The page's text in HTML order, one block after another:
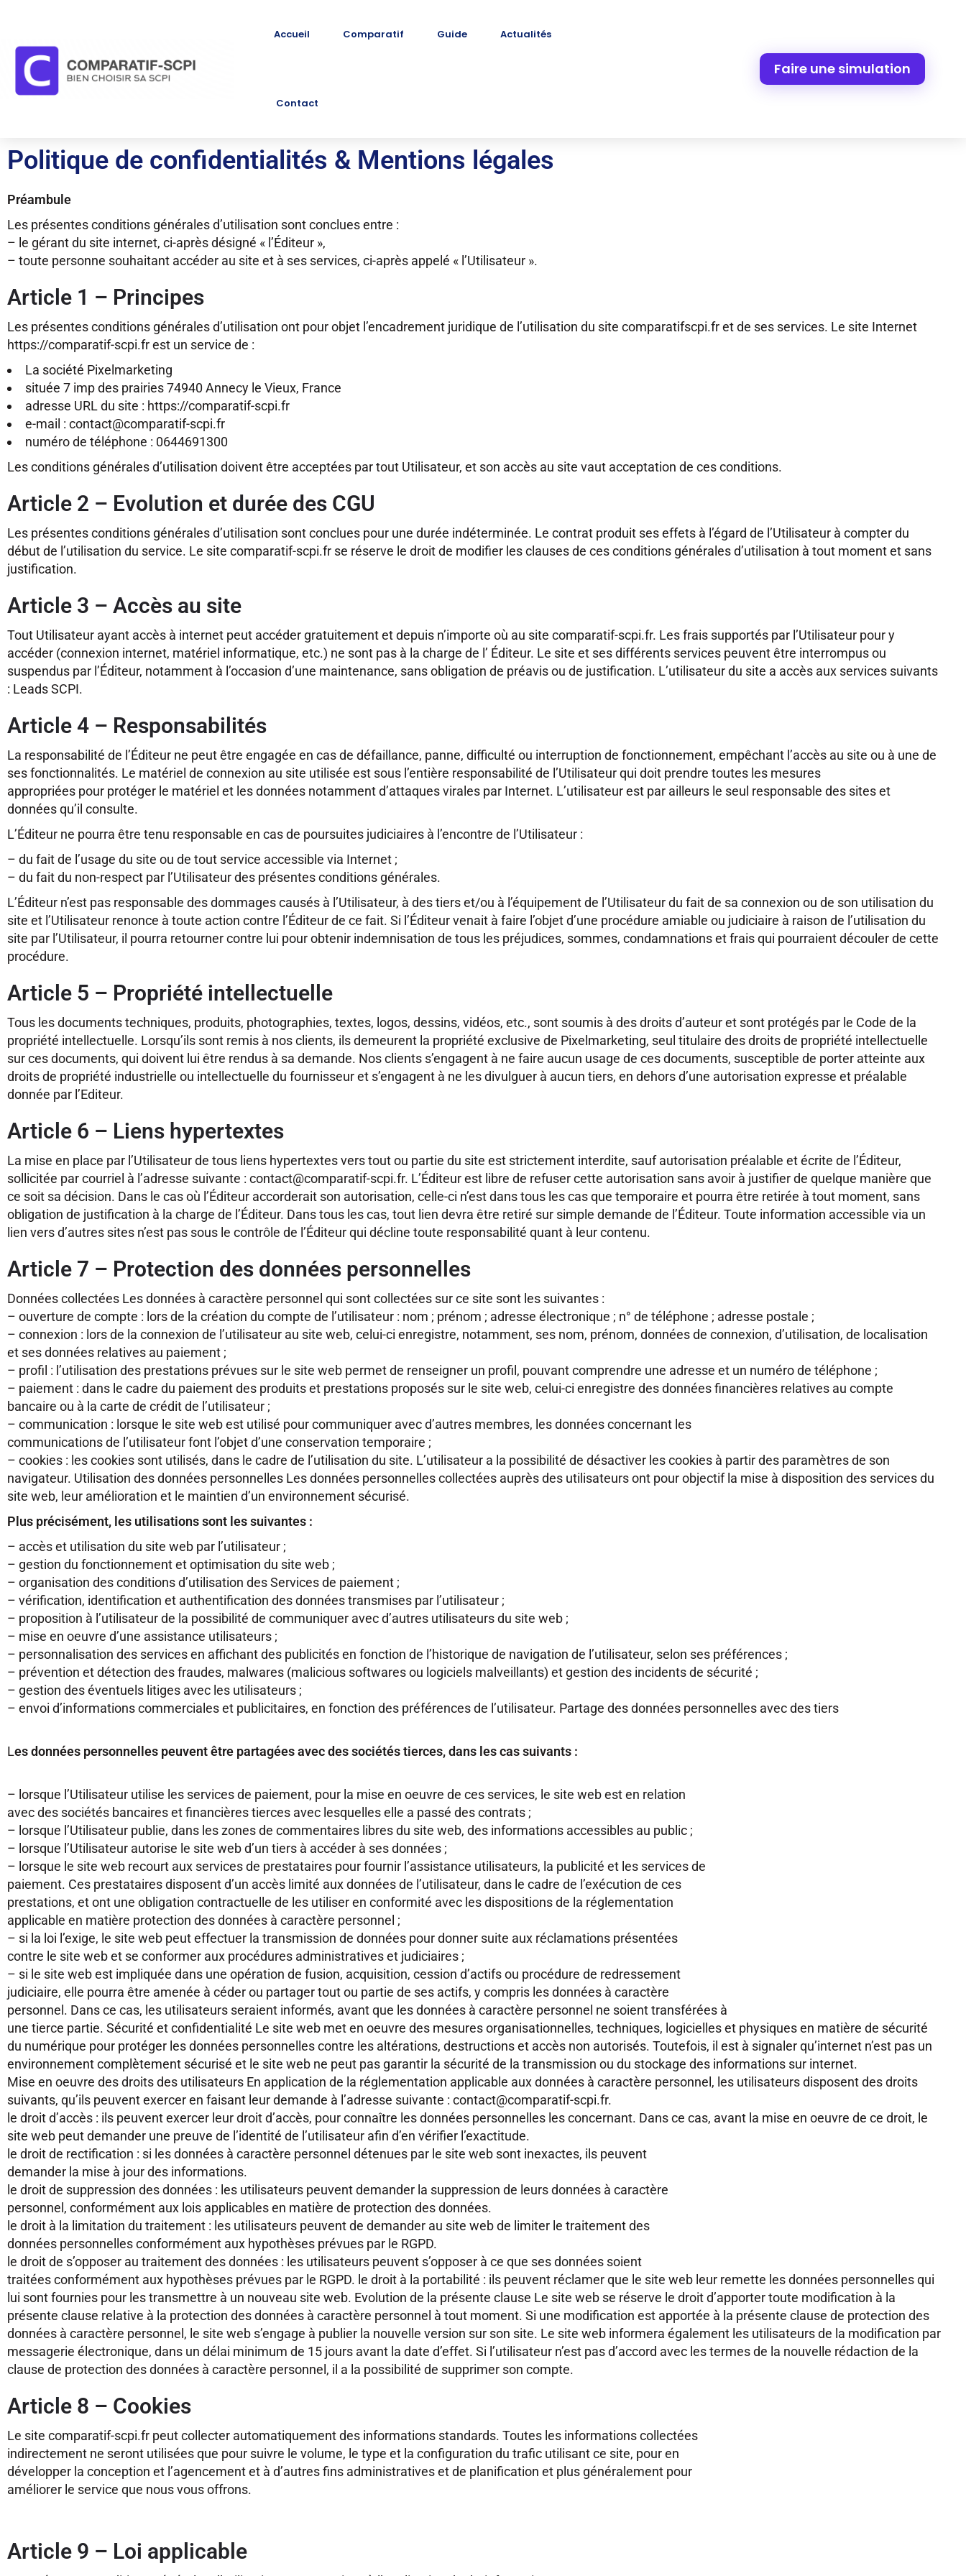
Accueil Comparatif Guide Actualités
Contact
Faire une simulation
Politique de confidentialités & Mentions légales
Préambule
Les présentes conditions générales d’utilisation sont conclues entre :
– le gérant du site internet, ci-après désigné « l’Éditeur »,
– toute personne souhaitant accéder au site et à ses services, ci-après appelé « l’Utilisateur ».
Article 1 – Principes
Les présentes conditions générales d’utilisation ont pour objet l’encadrement juridique de l’utilisation du site comparatifscpi.fr et de ses services. Le site Internet
https://comparatif-scpi.fr est un service de :
La société Pixelmarketing
située 7 imp des prairies 74940 Annecy le Vieux, France
adresse URL du site : https://comparatif-scpi.fr
e-mail : contact@comparatif-scpi.fr
numéro de téléphone : 0644691300
Les conditions générales d’utilisation doivent être acceptées par tout Utilisateur, et son accès au site vaut acceptation de ces conditions.
Article 2 – Evolution et durée des CGU
Les présentes conditions générales d’utilisation sont conclues pour une durée indéterminée. Le contrat produit ses effets à l’égard de l’Utilisateur à compter du
début de l’utilisation du service. Le site comparatif-scpi.fr se réserve le droit de modifier les clauses de ces conditions générales d’utilisation à tout moment et sans
justification.
Article 3 – Accès au site
Tout Utilisateur ayant accès à internet peut accéder gratuitement et depuis n’importe où au site comparatif-scpi.fr. Les frais supportés par l’Utilisateur pour y
accéder (connexion internet, matériel informatique, etc.) ne sont pas à la charge de l’ Éditeur. Le site et ses différents services peuvent être interrompus ou
suspendus par l’Éditeur, notamment à l’occasion d’une maintenance, sans obligation de préavis ou de justification. L’utilisateur du site a accès aux services suivants
: Leads SCPI.
Article 4 – Responsabilités
La responsabilité de l’Éditeur ne peut être engagée en cas de défaillance, panne, difficulté ou interruption de fonctionnement, empêchant l’accès au site ou à une de
ses fonctionnalités. Le matériel de connexion au site utilisée est sous l’entière responsabilité de l’Utilisateur qui doit prendre toutes les mesures
appropriées pour protéger le matériel et les données notamment d’attaques virales par Internet. L’utilisateur est par ailleurs le seul responsable des sites et
données qu’il consulte.
L’Éditeur ne pourra être tenu responsable en cas de poursuites judiciaires à l’encontre de l’Utilisateur :
– du fait de l’usage du site ou de tout service accessible via Internet ;
– du fait du non-respect par l’Utilisateur des présentes conditions générales.
L’Éditeur n’est pas responsable des dommages causés à l’Utilisateur, à des tiers et/ou à l’équipement de l’Utilisateur du fait de sa connexion ou de son utilisation du
site et l’Utilisateur renonce à toute action contre l’Éditeur de ce fait. Si l’Éditeur venait à faire l’objet d’une procédure amiable ou judiciaire à raison de l’utilisation du
site par l’Utilisateur, il pourra retourner contre lui pour obtenir indemnisation de tous les préjudices, sommes, condamnations et frais qui pourraient découler de cette
procédure.
Article 5 – Propriété intellectuelle
Tous les documents techniques, produits, photographies, textes, logos, dessins, vidéos, etc., sont soumis à des droits d’auteur et sont protégés par le Code de la
propriété intellectuelle. Lorsqu’ils sont remis à nos clients, ils demeurent la propriété exclusive de Pixelmarketing, seul titulaire des droits de propriété intellectuelle
sur ces documents, qui doivent lui être rendus à sa demande. Nos clients s’engagent à ne faire aucun usage de ces documents, susceptible de porter atteinte aux
droits de propriété industrielle ou intellectuelle du fournisseur et s’engagent à ne les divulguer à aucun tiers, en dehors d’une autorisation expresse et préalable
donnée par l’Editeur.
Article 6 – Liens hypertextes
La mise en place par l’Utilisateur de tous liens hypertextes vers tout ou partie du site est strictement interdite, sauf autorisation préalable et écrite de l’Éditeur,
sollicitée par courriel à l’adresse suivante : contact@comparatif-scpi.fr. L’Éditeur est libre de refuser cette autorisation sans avoir à justifier de quelque manière que
ce soit sa décision. Dans le cas où l’Éditeur accorderait son autorisation, celle-ci n’est dans tous les cas que temporaire et pourra être retirée à tout moment, sans
obligation de justification à la charge de l’Éditeur. Dans tous les cas, tout lien devra être retiré sur simple demande de l’Éditeur. Toute information accessible via un
lien vers d’autres sites n’est pas sous le contrôle de l’Éditeur qui décline toute responsabilité quant à leur contenu.
Article 7 – Protection des données personnelles
Données collectées Les données à caractère personnel qui sont collectées sur ce site sont les suivantes :
– ouverture de compte : lors de la création du compte de l’utilisateur : nom ; prénom ; adresse électronique ; n° de téléphone ; adresse postale ;
– connexion : lors de la connexion de l’utilisateur au site web, celui-ci enregistre, notamment, ses nom, prénom, données de connexion, d’utilisation, de localisation
et ses données relatives au paiement ;
– profil : l’utilisation des prestations prévues sur le site web permet de renseigner un profil, pouvant comprendre une adresse et un numéro de téléphone ;
– paiement : dans le cadre du paiement des produits et prestations proposés sur le site web, celui-ci enregistre des données financières relatives au compte
bancaire ou à la carte de crédit de l’utilisateur ;
– communication : lorsque le site web est utilisé pour communiquer avec d’autres membres, les données concernant les
communications de l’utilisateur font l’objet d’une conservation temporaire ;
– cookies : les cookies sont utilisés, dans le cadre de l’utilisation du site. L’utilisateur a la possibilité de désactiver les cookies à partir des paramètres de son
navigateur. Utilisation des données personnelles Les données personnelles collectées auprès des utilisateurs ont pour objectif la mise à disposition des services du
site web, leur amélioration et le maintien d’un environnement sécurisé.
Plus précisément, les utilisations sont les suivantes :
– accès et utilisation du site web par l’utilisateur ;
– gestion du fonctionnement et optimisation du site web ;
– organisation des conditions d’utilisation des Services de paiement ;
– vérification, identification et authentification des données transmises par l’utilisateur ;
– proposition à l’utilisateur de la possibilité de communiquer avec d’autres utilisateurs du site web ;
– mise en oeuvre d’une assistance utilisateurs ;
– personnalisation des services en affichant des publicités en fonction de l’historique de navigation de l’utilisateur, selon ses préférences ;
– prévention et détection des fraudes, malwares (malicious softwares ou logiciels malveillants) et gestion des incidents de sécurité ;
– gestion des éventuels litiges avec les utilisateurs ;
– envoi d’informations commerciales et publicitaires, en fonction des préférences de l’utilisateur. Partage des données personnelles avec des tiers
Les données personnelles peuvent être partagées avec des sociétés tierces, dans les cas suivants :
– lorsque l’Utilisateur utilise les services de paiement, pour la mise en oeuvre de ces services, le site web est en relation
avec des sociétés bancaires et financières tierces avec lesquelles elle a passé des contrats ;
– lorsque l’Utilisateur publie, dans les zones de commentaires libres du site web, des informations accessibles au public ;
– lorsque l’Utilisateur autorise le site web d’un tiers à accéder à ses données ;
– lorsque le site web recourt aux services de prestataires pour fournir l’assistance utilisateurs, la publicité et les services de
paiement. Ces prestataires disposent d’un accès limité aux données de l’utilisateur, dans le cadre de l’exécution de ces
prestations, et ont une obligation contractuelle de les utiliser en conformité avec les dispositions de la réglementation
applicable en matière protection des données à caractère personnel ;
– si la loi l’exige, le site web peut effectuer la transmission de données pour donner suite aux réclamations présentées
contre le site web et se conformer aux procédures administratives et judiciaires ;
– si le site web est impliquée dans une opération de fusion, acquisition, cession d’actifs ou procédure de redressement
judiciaire, elle pourra être amenée à céder ou partager tout ou partie de ses actifs, y compris les données à caractère
personnel. Dans ce cas, les utilisateurs seraient informés, avant que les données à caractère personnel ne soient transférées à
une tierce partie. Sécurité et confidentialité Le site web met en oeuvre des mesures organisationnelles, techniques, logicielles et physiques en matière de sécurité
du numérique pour protéger les données personnelles contre les altérations, destructions et accès non autorisés. Toutefois, il est à signaler qu’internet n’est pas un
environnement complètement sécurisé et le site web ne peut pas garantir la sécurité de la transmission ou du stockage des informations sur internet.
Mise en oeuvre des droits des utilisateurs En application de la réglementation applicable aux données à caractère personnel, les utilisateurs disposent des droits
suivants, qu’ils peuvent exercer en faisant leur demande à l’adresse suivante : contact@comparatif-scpi.fr.
le droit d’accès : ils peuvent exercer leur droit d’accès, pour connaître les données personnelles les concernant. Dans ce cas, avant la mise en oeuvre de ce droit, le
site web peut demander une preuve de l’identité de l’utilisateur afin d’en vérifier l’exactitude.
le droit de rectification : si les données à caractère personnel détenues par le site web sont inexactes, ils peuvent
demander la mise à jour des informations.
le droit de suppression des données : les utilisateurs peuvent demander la suppression de leurs données à caractère
personnel, conformément aux lois applicables en matière de protection des données.
le droit à la limitation du traitement : les utilisateurs peuvent de demander au site web de limiter le traitement des
données personnelles conformément aux hypothèses prévues par le RGPD.
le droit de s’opposer au traitement des données : les utilisateurs peuvent s’opposer à ce que ses données soient
traitées conformément aux hypothèses prévues par le RGPD. le droit à la portabilité : ils peuvent réclamer que le site web leur remette les données personnelles qui
lui sont fournies pour les transmettre à un nouveau site web. Evolution de la présente clause Le site web se réserve le droit d’apporter toute modification à la
présente clause relative à la protection des données à caractère personnel à tout moment. Si une modification est apportée à la présente clause de protection des
données à caractère personnel, le site web s’engage à publier la nouvelle version sur son site. Le site web informera également les utilisateurs de la modification par
messagerie électronique, dans un délai minimum de 15 jours avant la date d’effet. Si l’utilisateur n’est pas d’accord avec les termes de la nouvelle rédaction de la
clause de protection des données à caractère personnel, il a la possibilité de supprimer son compte.
Article 8 – Cookies
Le site comparatif-scpi.fr peut collecter automatiquement des informations standards. Toutes les informations collectées
indirectement ne seront utilisées que pour suivre le volume, le type et la configuration du trafic utilisant ce site, pour en
développer la conception et l’agencement et à d’autres fins administratives et de planification et plus généralement pour
améliorer le service que nous vous offrons.
Article 9 – Loi applicable